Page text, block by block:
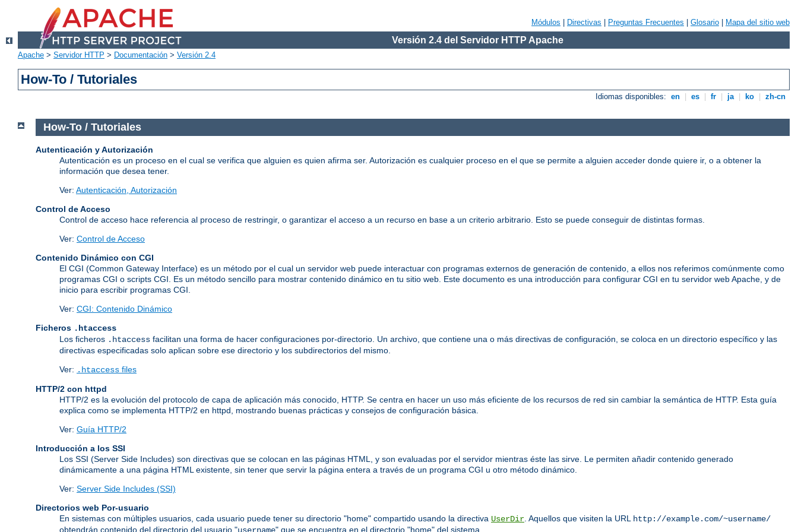
Módulos Directivas Preguntas Frecuentes Glosario Mapa del sitio web
Versión 2.4 del Servidor HTTP Apache
Apache > Servidor HTTP > Documentación > Versión 2.4
How-To / Tutoriales
Idiomas disponibles: en es fr ja ko zh-cn
How-To / Tutoriales
Autenticación y Autorización
Autenticación es un proceso en el cual se verifica que alguien es quien afirma ser. Autorización es cualquier proceso en el que se permite a alguien acceder donde quiere ir, o a obtener la
información que desea tener.
Ver: Autenticación, Autorización
Control de Acceso
Control de acceso hace referencia al proceso de restringir, o garantizar el acceso a un recurso en base a un criterio arbitrario. Esto se puede conseguir de distintas formas.
Ver: Control de Acceso
Contenido Dinámico con CGI
El CGI (Common Gateway Interface) es un método por el cual un servidor web puede interactuar con programas externos de generación de contenido, a ellos nos referimos comúnmente como
programas CGI o scripts CGI. Es un método sencillo para mostrar contenido dinámico en tu sitio web. Este documento es una introducción para configurar CGI en tu servidor web Apache, y de
inicio para escribir programas CGI.
Ver: CGI: Contenido Dinámico
Ficheros .htaccess
Los ficheros .htaccess facilitan una forma de hacer configuraciones por-directorio. Un archivo, que contiene una o más directivas de configuración, se coloca en un directorio específico y las
directivas especificadas solo aplican sobre ese directorio y los subdirectorios del mismo.
Ver: .htaccess files
HTTP/2 con httpd
HTTP/2 es la evolución del protocolo de capa de aplicación más conocido, HTTP. Se centra en hacer un uso más eficiente de los recursos de red sin cambiar la semántica de HTTP. Esta guía
explica como se implementa HTTP/2 en httpd, mostrando buenas prácticas y consejos de configuración básica.
Ver: Guía HTTP/2
Introducción a los SSI
Los SSI (Server Side Includes) son directivas que se colocan en las páginas HTML, y son evaluadas por el servidor mientras éste las sirve. Le permiten añadir contenido generado
dinámicamente a una página HTML existente, sin tener que servir la página entera a través de un programa CGI u otro método dinámico.
Ver: Server Side Includes (SSI)
Directorios web Por-usuario
En sistemas con múltiples usuarios, cada usuario puede tener su directorio "home" compartido usando la directiva UserDir . Aquellos que visiten la URL
http://example.com/~username/
obtendrán contenido del directorio del usuario "username" que se encuentra en el directorio "home" del sistema.